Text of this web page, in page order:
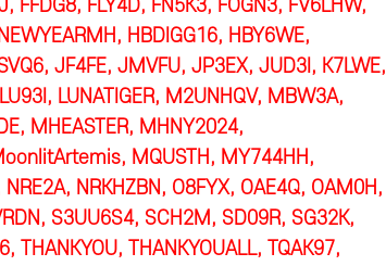
FFDG8, FLY4D, FN5K3, FOGN3, FV6LHW,
HBDIGG16, HBY6WE,
JF4FE, JMVFU, JP3EX, JUD3I, K7LWE,
LUNATIGER, M2UNHQV, MBW3A,
MHEASTER, MHNY2024,
MQUSTH, MY744HH,
NRKHZBN, O8FYX, OAE4Q, OAM0H,
S3UU6S4, SCH2M, SD09R, SG32K,
THANKYOUALL, TQAK97,